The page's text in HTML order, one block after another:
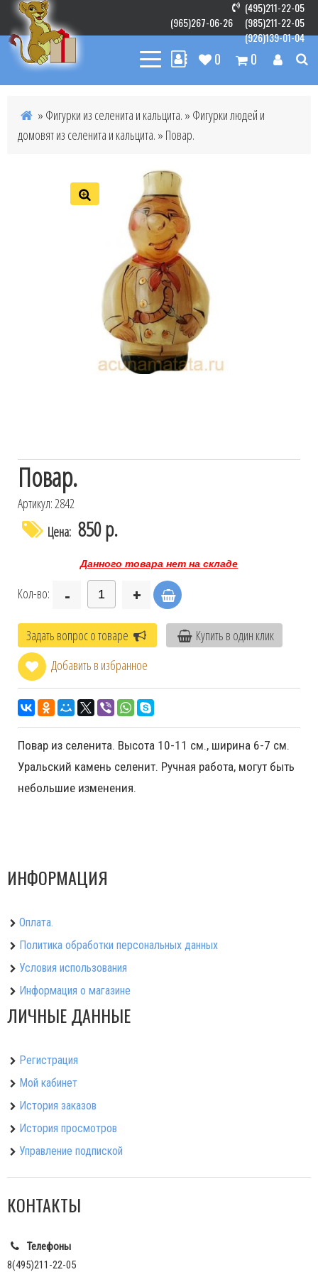
(495)211-22-05
(965)267-06-26
(985)211-22-05
(926)139-01-04
0 0
» Фигурки из селенита и кальцита. » Фигурки людей и
домовят из селенита и кальцита. » Повар.
Повар.
Артикул: 2842
Цена: 850 р.
Данного товара нет на складе
Кол-во: - +
Задать вопрос о товаре
Купить в один клик
Добавить в избранное
Повар из селенита. Высота 10-11 см., ширина 6-7 см.
Уральский камень селенит. Ручная работа, могут быть
небольшие изменения.
ИНФОРМАЦИЯ
Оплата.
Политика обработки персональных данных
Условия использования
Информация о магазине
ЛИЧНЫЕ ДАННЫЕ
Регистрация
Мой кабинет
История заказов
История просмотров
Управление подпиской
КОНТАКТЫ
Телефоны
8(495)211-22-05